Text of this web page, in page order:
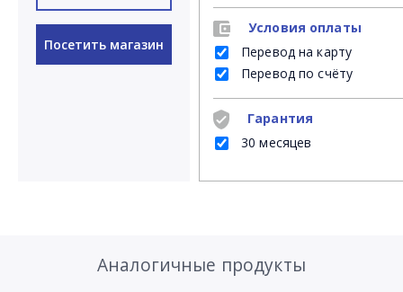
Посетить магазин
Условия оплаты
Перевод на карту
Перевод по счёту
Гарантия
30 месяцев
Аналогичные продукты